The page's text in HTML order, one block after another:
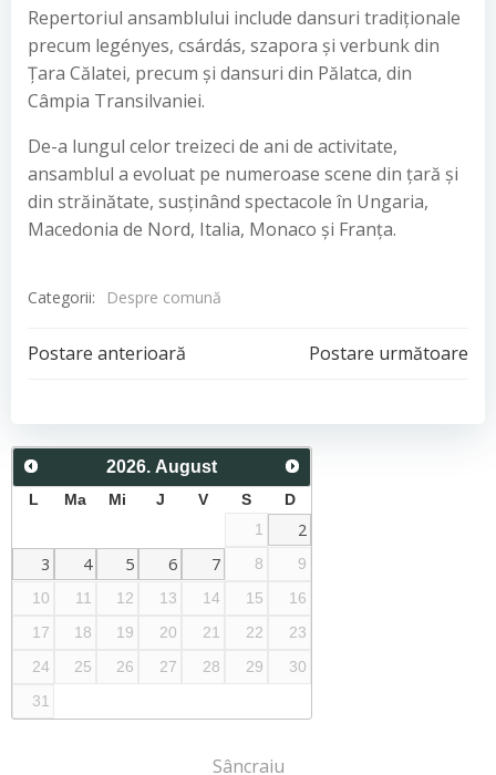
Repertoriul ansamblului include dansuri tradiționale
precum legényes, csárdás, szapora și verbunk din
Țara Călatei, precum și dansuri din Pălatca, din
Câmpia Transilvaniei.
De-a lungul celor treizeci de ani de activitate,
ansamblul a evoluat pe numeroase scene din țară și
din străinătate, susținând spectacole în Ungaria,
Macedonia de Nord, Italia, Monaco și Franța.
Categorii: Despre comună
Post
navigation
Postare anterioară
Post
navigation
Postare următoare
2026. August
L Ma Mi J V S
D
1
2
3
4 5 6 7 8
9
10
11 12 13 14 15
16
17
18 19 20 21 22
23
24
25 26 27 28 29
30
31
Sâncraiu